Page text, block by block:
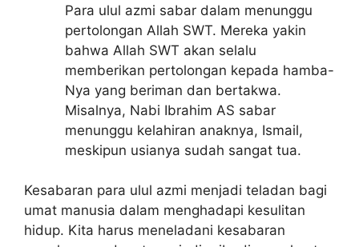
Para ulul azmi sabar dalam menunggu
pertolongan Allah SWT. Mereka yakin
bahwa Allah SWT akan selalu
memberikan pertolongan kepada hamba-
Nya yang beriman dan bertakwa.
Misalnya, Nabi Ibrahim AS sabar
menunggu kelahiran anaknya, Ismail,
meskipun usianya sudah sangat tua.
Kesabaran para ulul azmi menjadi teladan bagi
umat manusia dalam menghadapi kesulitan
hidup. Kita harus meneladani kesabaran